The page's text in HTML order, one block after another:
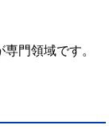
門領域です。